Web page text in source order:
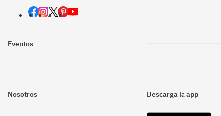
Eventos
Nosotros Descarga la app